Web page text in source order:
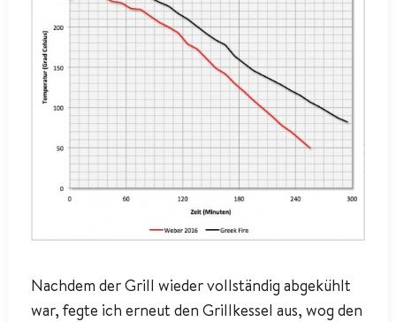
Nachdem der Grill wieder vollständig abgekühlt
war, fegte ich erneut den Grillkessel aus, wog den